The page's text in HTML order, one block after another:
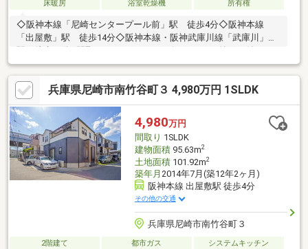
床暖房
浴室乾燥機 所有権
◇阪神本線「尼崎センタープール前」駅 徒歩4分◇阪神本線
「出屋敷」駅 徒歩14分◇阪神本線・阪神武庫川線「武庫川」
プ■東側道路幅員約4.6mに接道■全室収納あり■床暖房(LDK部
分）、浴室乾燥機付き■カースペースは自転車・バイク置き場と
しても最適■ライフインフォメーション・ファミリーマート…徒歩
4分（約270ｍ）・わかば西小学校…徒歩9分（約710ｍ）・大庄中
学校…徒歩17分（約1340ｍ）・琴浦公園…徒歩1分（約70ｍ）・ア
マドゥ…徒歩6分（約450ｍ）・どいゆうゆう保育園…徒歩2分（約
120ｍ）
兵庫県尼崎市南竹谷町３ 4,980万円 1SLDK
4,980万円
間取り 1SLDK
建物面積95.63m2
土地面積101.92m2
築年月 2014年7月(築12年2ヶ月)
阪神本線 出屋敷駅 徒歩4分
その他の交通
兵庫県尼崎市南竹谷町３
2階建て 都市ガス
システムキッチン